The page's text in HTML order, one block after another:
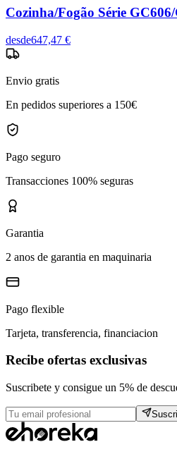
Cozinha/Fogão Série
desde647,47 €
Envio gratis
En pedidos superiores a 150€
Pago seguro
Transacciones 100% seguras
Garantia
2 anos de garantia en maquinaria
Pago flexible
Tarjeta, transferencia, financiacion
Recibe ofertas exclusivas
Suscribete y consigue un 5% de